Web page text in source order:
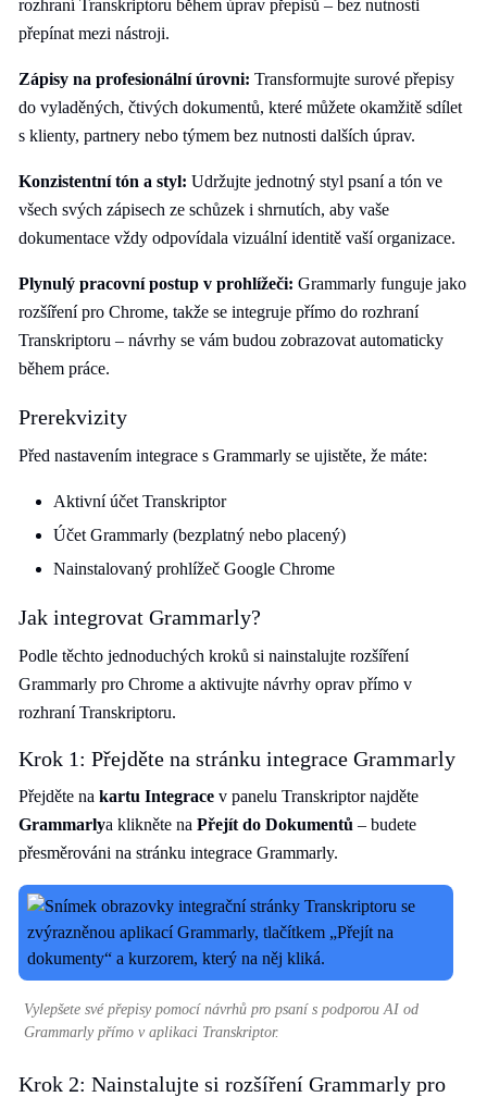
rozhraní Transkriptoru během úprav přepisů – bez nutnosti
přepínat mezi nástroji.
Zápisy na profesionální úrovni: Transformujte surové přepisy
do vyladěných, čtivých dokumentů, které můžete okamžitě sdílet
s klienty, partnery nebo týmem bez nutnosti dalších úprav.
Konzistentní tón a styl: Udržujte jednotný styl psaní a tón ve
všech svých zápisech ze schůzek i shrnutích, aby vaše
dokumentace vždy odpovídala vizuální identitě vaší organizace.
Plynulý pracovní postup v prohlížeči: Grammarly funguje jako
rozšíření pro Chrome, takže se integruje přímo do rozhraní
Transkriptoru – návrhy se vám budou zobrazovat automaticky
během práce.
Prerekvizity
Před nastavením integrace s Grammarly se ujistěte, že máte:
Aktivní účet Transkriptor
Účet Grammarly (bezplatný nebo placený)
Nainstalovaný prohlížeč Google Chrome
Jak integrovat Grammarly?
Podle těchto jednoduchých kroků si nainstalujte rozšíření
Grammarly pro Chrome a aktivujte návrhy oprav přímo v
rozhraní Transkriptoru.
Krok 1: Přejděte na stránku integrace Grammarly
Přejděte na kartu Integrace v panelu Transkriptor najděte
Grammarlya klikněte na Přejít do Dokumentů – budete
přesměrováni na stránku integrace Grammarly.
Vylepšete své přepisy pomocí návrhů pro psaní s podporou AI od
Grammarly přímo v aplikaci Transkriptor.
Krok 2: Nainstalujte si rozšíření Grammarly pro